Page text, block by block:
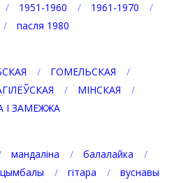
1951-1960
1961-1970
пасля 1980
ГОМЕЛЬСКАЯ
МІНСКАЯ
І ЗАМЕЖЖА
мандаліна
балалайка
цымбалы гітара
вуснавы